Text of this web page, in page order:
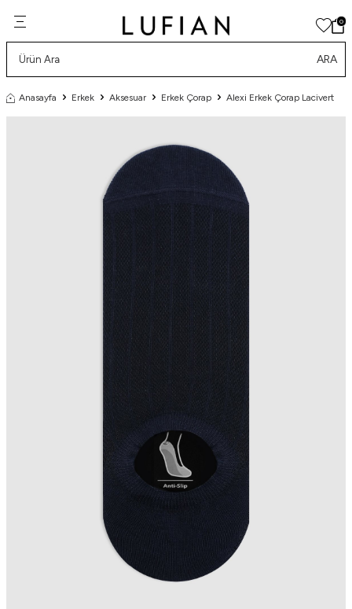
0
ARA
Anasayfa Erkek Aksesuar Erkek Çorap Alexi Erkek Çorap Lacivert